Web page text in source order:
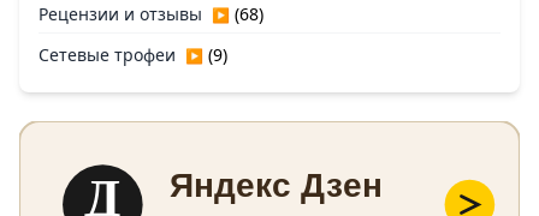
Рецензии и отзывы ▶ (68)
Сетевые трофеи ▶ (9)
Д Яндекс Дзен